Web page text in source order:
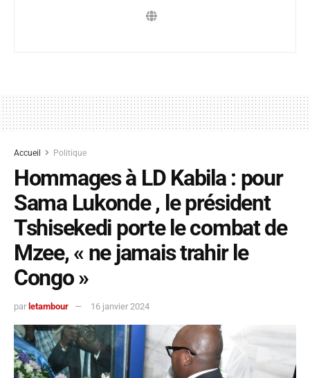
Accueil Politique
Hommages à LD Kabila : pour
Sama Lukonde , le président
Tshisekedi porte le combat de
Mzee, « ne jamais trahir le
Congo »
par letambour 16 janvier 2024